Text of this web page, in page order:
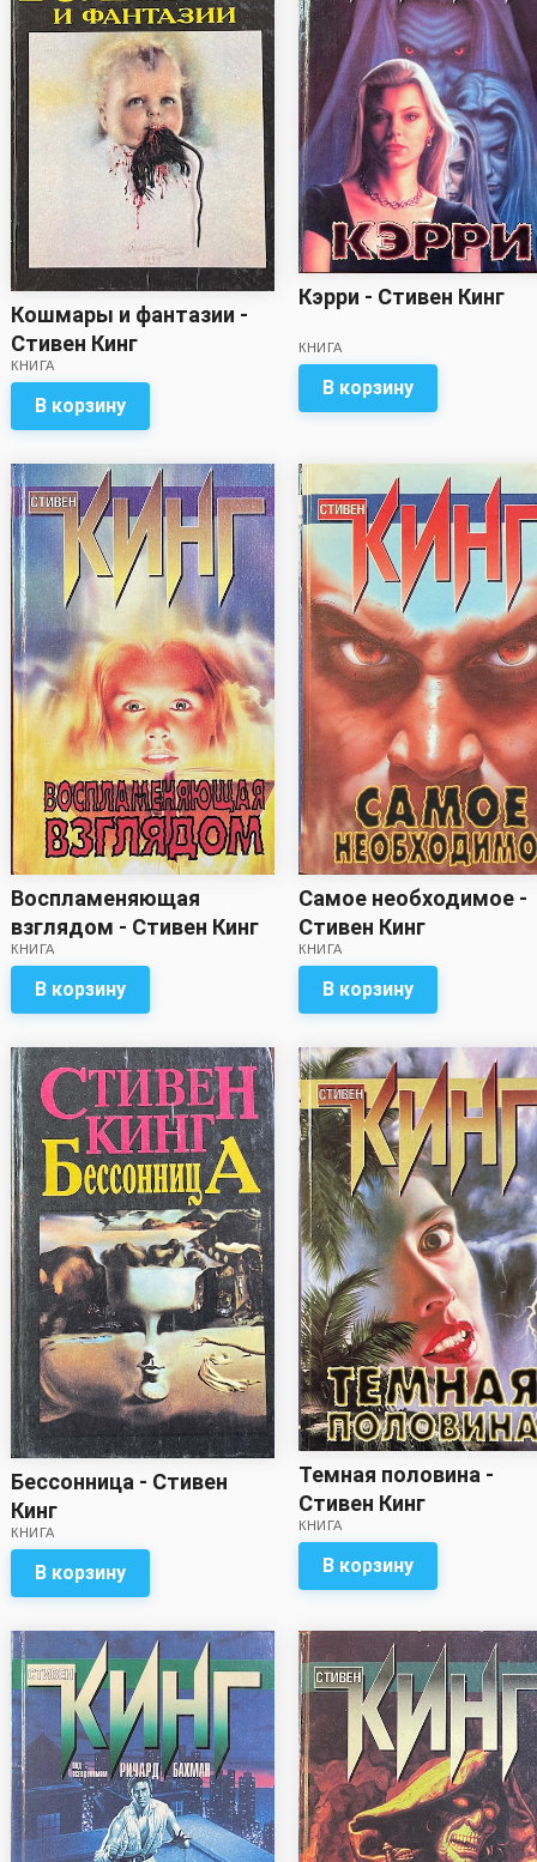
Кошмары и фантазии -
Стивен Кинг
КНИГА
В корзину
Кэрри - Стивен Кинг
КНИГА
В корзину
Воспламеняющая
взглядом - Стивен Кинг
КНИГА
В корзину
Самое необходимое -
Стивен Кинг
КНИГА
В корзину
Бессонница - Стивен
Кинг
КНИГА
В корзину
Темная половина -
Стивен Кинг
КНИГА
В корзину